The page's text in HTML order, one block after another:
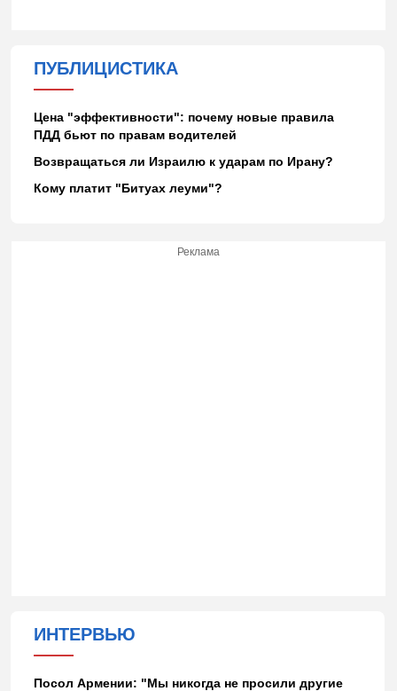
ПУБЛИЦИСТИКА
Цена "эффективности": почему новые правила
ПДД бьют по правам водителей
Возвращаться ли Израилю к ударам по Ирану?
Кому платит "Битуах леуми"?
Реклама
ИНТЕРВЬЮ
Посол Армении: "Мы никогда не просили другие